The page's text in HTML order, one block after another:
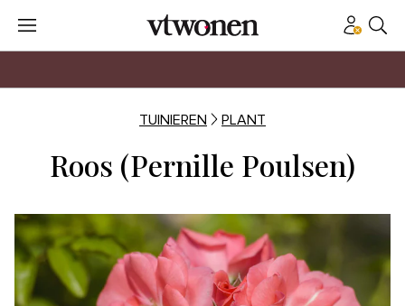
TUINIEREN PLANT
Roos (Pernille Poulsen)